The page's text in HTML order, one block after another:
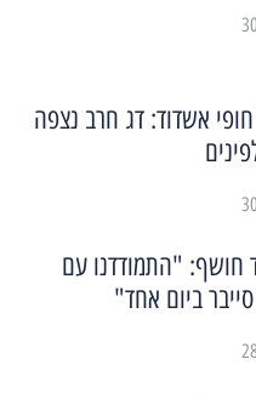
אשדוד: דג חרב נצפה
חושף: "התמודדנו עם
ביום אחד"